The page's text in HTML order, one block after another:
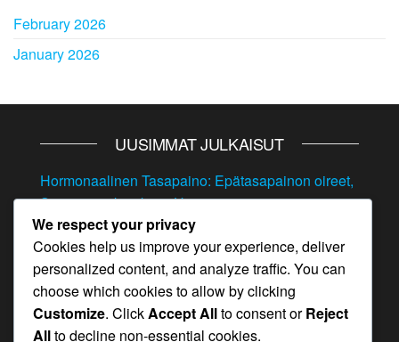
February 2026
January 2026
UUSIMMAT JULKAISUT
Hormonaalinen Tasapaino: Epätasapainon oireet,
Stressin vaikutukset, Hoito
Hormonaalinen Tasapaino: Epätasapainon oireet,
Vaikutukset, Hoidot
Hormonaalinen Tasapaino: Miesten
epätasapainon oireet, Tunnistaminen, Hoito
We respect your privacy
Cookies help us improve your experience, deliver
personalized content, and analyze traffic. You can
choose which cookies to allow by clicking
Customize. ClickAccept Allto consent orReject
Allto decline non-essential cookies.